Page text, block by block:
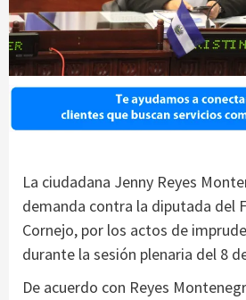
La ciudadana Jenny Reyes
demanda contra la diputada del
Cornejo, por los actos de
durante la sesión plenaria del 8
De acuerdo con Reyes